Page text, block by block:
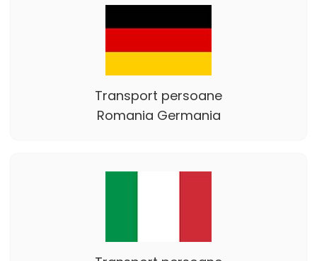
Transport persoane
Romania Germania